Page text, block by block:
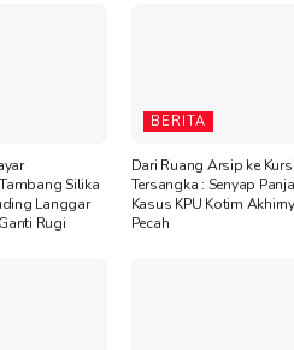
Silika
Langgar
Rugi
BERITA
Dari Ruang Arsip ke Kursi
Tersangka : Senyap
Kasus KPU Kotim
Pecah